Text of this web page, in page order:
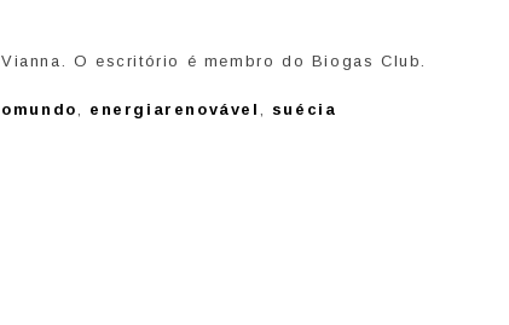
O escritório é membro do Biogas Club.
, energiarenovável , suécia